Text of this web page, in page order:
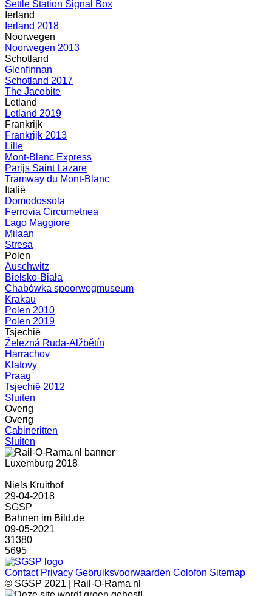
Settle Station Signal Box
Ierland
Ierland 2018
Noorwegen
Noorwegen 2013
Schotland
Glenfinnan
Schotland 2017
The Jacobite
Letland
Letland 2019
Frankrijk
Frankrijk 2013
Lille
Mont-Blanc Express
Parijs Saint Lazare
Tramway du Mont-Blanc
Italië
Domodossola
Ferrovia Circumetnea
Lago Maggiore
Milaan
Stresa
Polen
Auschwitz
Bielsko-Biała
Chabówka spoorwegmuseum
Krakau
Polen 2010
Polen 2019
Tsjechië
Železná Ruda-Alžbětín
Harrachov
Klatovy
Praag
Tsjechië 2012
Sluiten
Overig
Overig
Cabineritten
Sluiten
Luxemburg 2018
Niels Kruithof
29-04-2018
SGSP
Bahnen im Bild.de
09-05-2021
31380
5695
Contact Privacy Gebruiksvoorwaarden Colofon Sitemap
© SGSP 2021 | Rail-O-Rama.nl